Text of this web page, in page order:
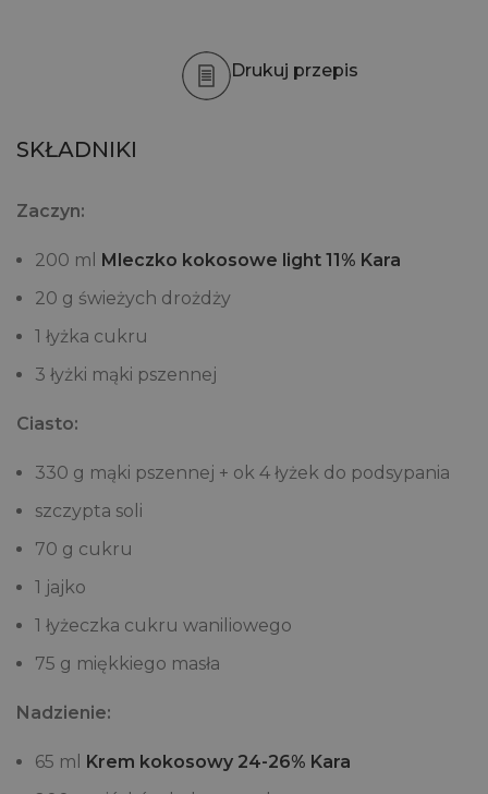
Drukuj przepis
SKŁADNIKI
Zaczyn:
200 ml
Mleczko kokosowe light 11% Kara
20 g świeżych drożdży
1 łyżka cukru
3 łyżki mąki pszennej
Ciasto:
330 g mąki pszennej + ok 4 łyżek do podsypania
szczypta soli
70 g cukru
1 jajko
1 łyżeczka cukru waniliowego
75 g miękkiego masła
Nadzienie:
65 ml
Krem kokosowy 24-26% Kara